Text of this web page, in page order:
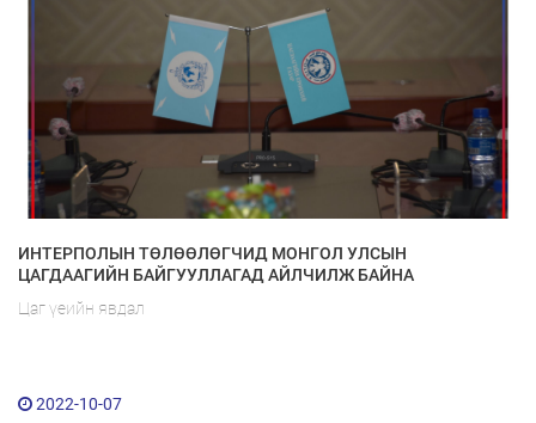
ИНТЕРПОЛЫН ТӨЛӨӨЛӨГЧИД МОНГОЛ УЛСЫН
ЦАГДААГИЙН БАЙГУУЛЛАГАД АЙЛЧИЛЖ БАЙНА
Цаг үеийн явдал
2022-10-07